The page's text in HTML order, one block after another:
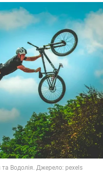
та Водолія. Джерело: pexels